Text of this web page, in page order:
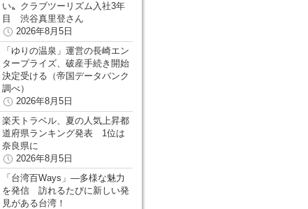
い〟クラブツーリズム入社3年
目 渋谷真里登さん
2026年8月5日
「ゆりの温泉」運営の長崎エン
タープライズ、破産手続き開始
決定受ける（帝国データバンク
調べ）
2026年8月5日
楽天トラベル、夏の人気上昇都
道府県ランキング発表 1位は
奈良県に
2026年8月5日
「台湾百Ways」―多様な魅力
を発信 訪れるたびに新しい発
見がある台湾！